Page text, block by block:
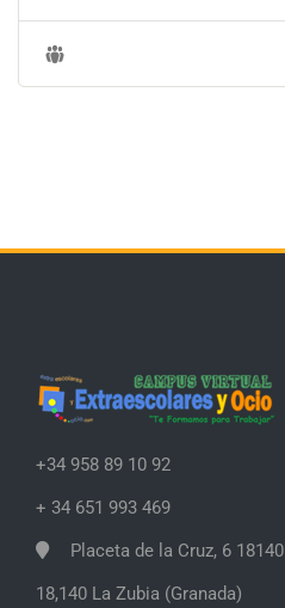
+34 958 89 10 92
+ 34 651 993 469
Placeta de la Cruz, 6 18140
18,140 La Zubia (Granada)